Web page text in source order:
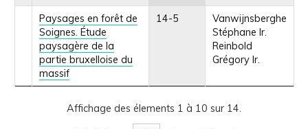
Paysages en forêt de
Soignes. Étude
paysagère de la
partie bruxelloise du
massif
14-5
Vanwijnsberghe
Stéphane Ir.
Reinbold
Grégory Ir.
Affichage des élements 1 à 10 sur 14.